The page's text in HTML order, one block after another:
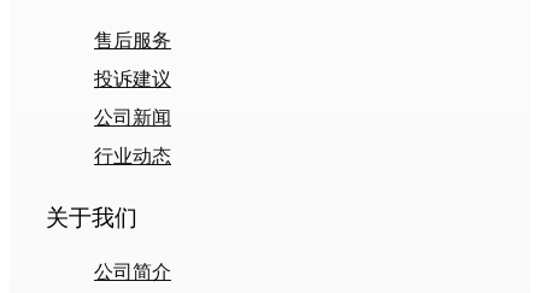
售后服务
投诉建议
公司新闻
行业动态
关于我们
公司简介